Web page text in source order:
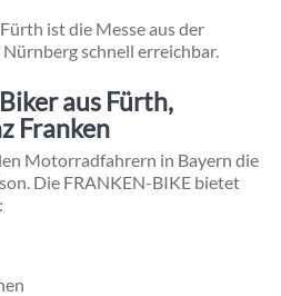
ist die Messe aus der
schnell erreichbar.
aus Fürth,
Franken
Motorradfahrern in Bayern die
Die FRANKEN-BIKE bietet